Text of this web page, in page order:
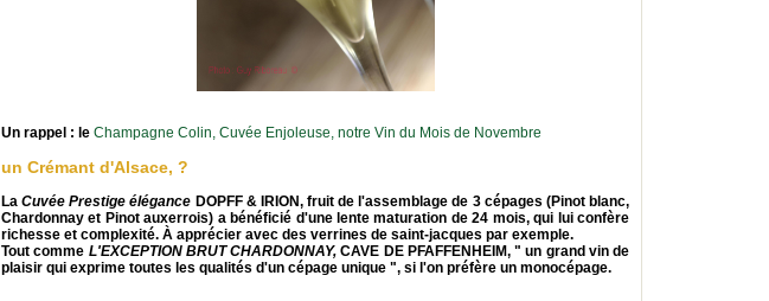
Un rappel : le Champagne Colin, Cuvée Enjoleuse, notre Vin du Mois de Novembre
un Crémant d'Alsace, ?
LaCuvée Prestige élégance DOPFF & IRION, fruit de l'assemblage de 3 cépages (Pinot blanc,
Chardonnay et Pinot auxerrois) a bénéficié d'une lente maturation de 24 mois, qui lui confère
richesse et complexité. À apprécier avec des verrines de saint-jacques par exemple.
Tout comme L'EXCEPTION BRUT CHARDONNAY, CAVE DE PFAFFENHEIM, " un grand vin de
plaisir qui exprime toutes les qualités d'un cépage unique ", si l'on préfère un monocépage.